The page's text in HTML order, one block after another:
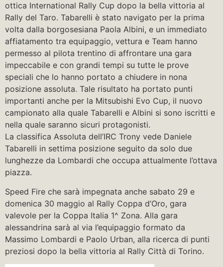
ottica International Rally Cup dopo la bella vittoria al
Rally del Taro. Tabarelli è stato navigato per la prima
volta dalla borgosesiana Paola Albini, e un immediato
affiatamento tra equipaggio, vettura e Team hanno
permesso al pilota trentino di affrontare una gara
impeccabile e con grandi tempi su tutte le prove
speciali che lo hanno portato a chiudere in nona
posizione assoluta. Tale risultato ha portato punti
importanti anche per la Mitsubishi Evo Cup, il nuovo
campionato alla quale Tabarelli e Albini si sono iscritti e
nella quale saranno sicuri protagonisti.
La classifica Assoluta dell’IRC Trony vede Daniele
Tabarelli in settima posizione seguito da solo due
lunghezze da Lombardi che occupa attualmente l’ottava
piazza.
Speed Fire che sarà impegnata anche sabato 29 e
domenica 30 maggio al Rally Coppa d’Oro, gara
valevole per la Coppa Italia 1^ Zona. Alla gara
alessandrina sarà al via l’equipaggio formato da
Massimo Lombardi e Paolo Urban, alla ricerca di punti
preziosi dopo la bella vittoria al Rally Città di Torino.